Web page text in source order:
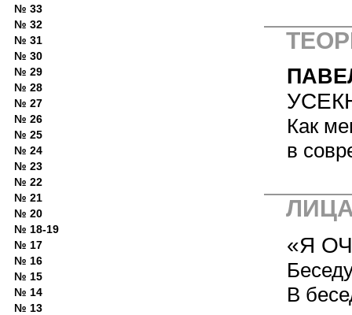
Как
в
«Я
В
№ 33
№ 32
№ 31
№ 30
№ 29
№ 28
№ 27
№ 26
№ 25
№ 24
№ 23
№ 22
№ 21
№ 20
№ 18-19
№ 17
№ 16
№ 15
№ 14
№ 13